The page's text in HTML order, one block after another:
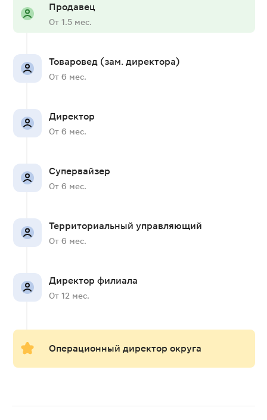
Продавец
От 1.5 мес.
Товаровед (зам. директора)
От 6 мес.
Директор
От 6 мес.
Супервайзер
От 6 мес.
Территориальный управляющий
От 6 мес.
Директор филиала
От 12 мес.
Операционный директор округа